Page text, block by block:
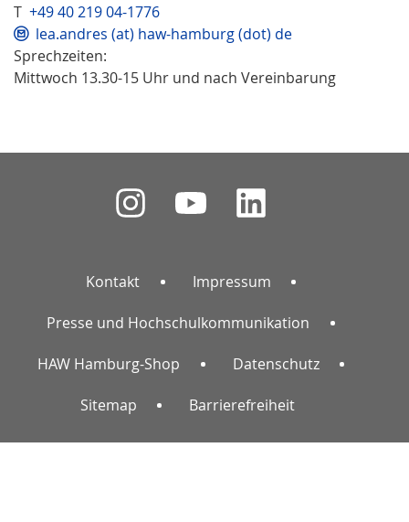
T +49 40 219 04-1776
lea.andres (at) haw-hamburg (dot) de
Sprechzeiten:
Mittwoch 13.30-15 Uhr und nach Vereinbarung
Kontakt Impressum
Presse und Hochschulkommunikation
HAW Hamburg-Shop Datenschutz
Sitemap Barrierefreiheit